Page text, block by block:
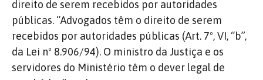
direito de serem recebidos por autoridades
públicas. “Advogados têm o direito de serem
recebidos por autoridades públicas (Art. 7º, VI, “b”,
da Lei nº 8.906/94). O ministro da Justiça e os
servidores do Ministério têm o dever legal de